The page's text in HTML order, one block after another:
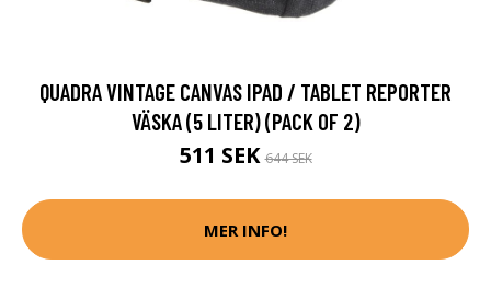
QUADRA VINTAGE CANVAS IPAD / TABLET REPORTER
VÄSKA (5 LITER) (PACK OF 2)
511 SEK644 SEK
MER INFO!